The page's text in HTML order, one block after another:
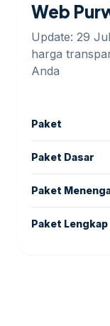
Web
Update: 29
harga
Anda
Paket
Paket Dasar
Paket
Paket Lengkap